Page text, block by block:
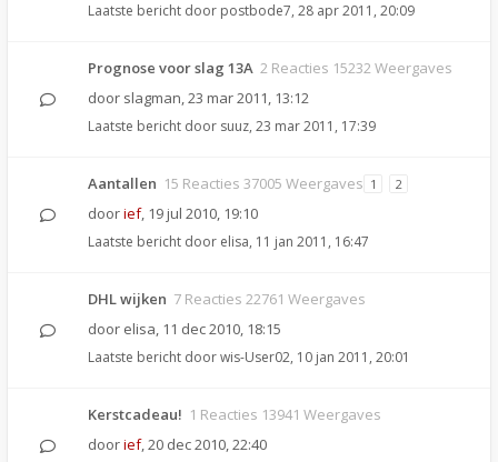
Laatste bericht door postbode7, 28 apr 2011, 20:09
Prognose voor slag 13A 2 Reacties 15232 Weergaves
door slagman,23 mar 2011, 13:12
Laatste bericht door suuz, 23 mar 2011, 17:39
Aantallen 15 Reacties 37005 Weergaves 1 2
doorief, 19 jul 2010, 19:10
Laatste bericht door elisa, 11 jan 2011, 16:47
DHL wijken 7 Reacties 22761 Weergaves
door elisa, 11 dec 2010, 18:15
Laatste bericht doorwis-User02, 10 jan 2011, 20:01
Kerstcadeau! 1 Reacties 13941 Weergaves
doorief,20 dec 2010, 22:40